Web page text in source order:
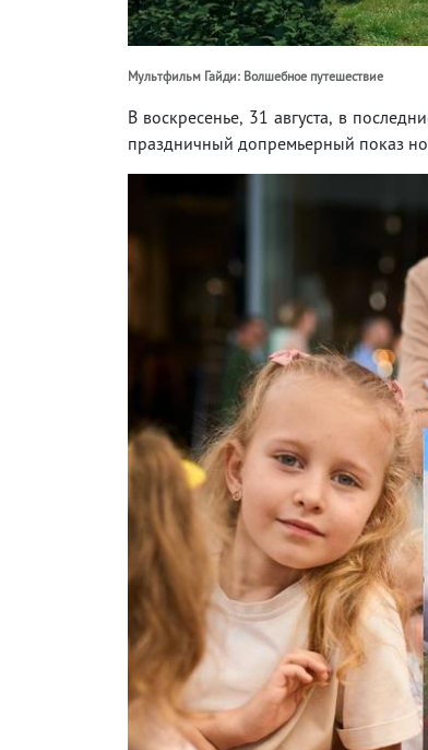
Мультфильм Гайди: Волшебное путешествие
В воскресенье, 31 августа, в
праздничный допремьерный показ